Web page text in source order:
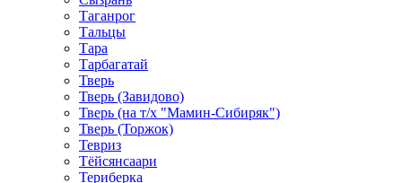
Таганрог
Тальцы
Тара
Тарбагатай
Тверь
Тверь (Завидово)
Тверь (на т/х "Мамин-Сибиряк")
Тверь (Торжок)
Тевриз
Тёйсянсаари
Териберка